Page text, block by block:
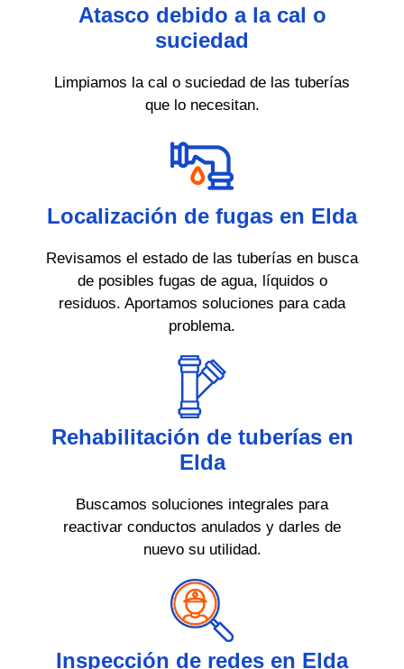
Atasco debido a la cal o
suciedad
Limpiamos la cal o suciedad de las tuberías
que lo necesitan.
Localización de fugas en Elda
Revisamos el estado de las tuberías en busca
de posibles fugas de agua, líquidos o
residuos. Aportamos soluciones para cada
problema.
Rehabilitación de tuberías en
Elda
Buscamos soluciones integrales para
reactivar conductos anulados y darles de
nuevo su utilidad.
Inspección de redes en Elda